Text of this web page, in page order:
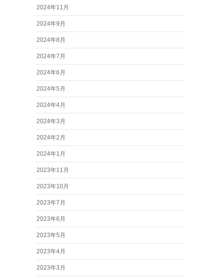
2024年11月
2024年9月
2024年8月
2024年7月
2024年6月
2024年5月
2024年4月
2024年3月
2024年2月
2024年1月
2023年11月
2023年10月
2023年7月
2023年6月
2023年5月
2023年4月
2023年3月